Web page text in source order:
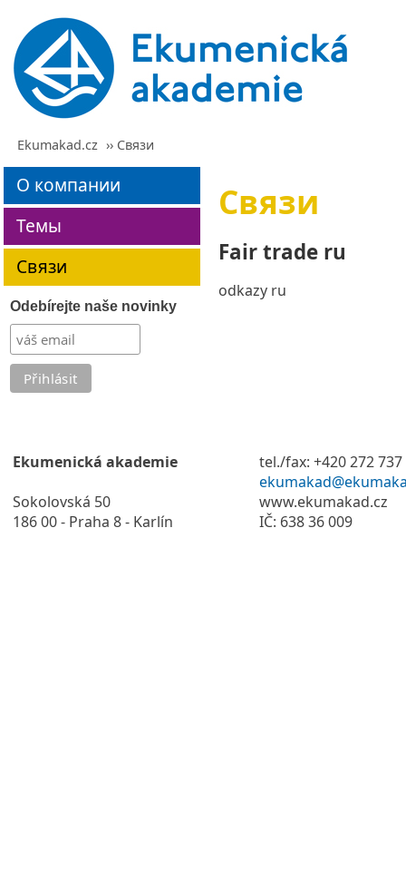
Ekumakad.cz ›› Связи
О компании
Темы
Связи
Odebírejte naše novinky
Связи
Fair trade ru
odkazy ru
Ekumenická akademie
Sokolovská 50
186 00 - Praha 8 - Karlín
tel./fax: +420 272 737
www.ekumakad.cz
IČ: 638 36 009